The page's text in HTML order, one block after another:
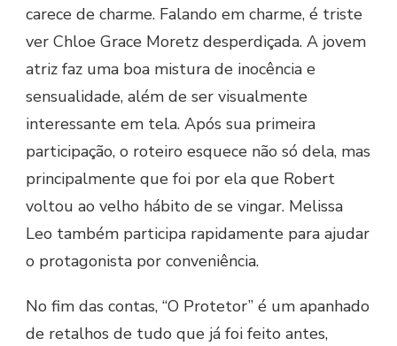
carece de charme. Falando em charme, é triste
ver Chloe Grace Moretz desperdiçada. A jovem
atriz faz uma boa mistura de inocência e
sensualidade, além de ser visualmente
interessante em tela. Após sua primeira
participação, o roteiro esquece não só dela, mas
principalmente que foi por ela que Robert
voltou ao velho hábito de se vingar. Melissa
Leo também participa rapidamente para ajudar
o protagonista por conveniência.
No fim das contas, “O Protetor” é um apanhado
de retalhos de tudo que já foi feito antes,